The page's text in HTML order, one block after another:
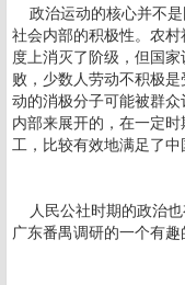
政治运动的核心并不
社会内部的积极性。农
度上消灭了阶级，但国
败，少数人劳动不积极
动的消极分子可能被群
内部来展开的，在一定
工，比较有效地满足了中
人民公社时期的政治
广东番禺调研的一个有趣